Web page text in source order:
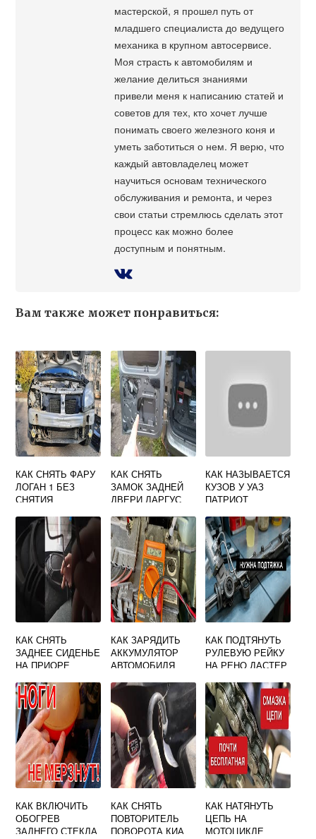
мастерской, я прошел путь от
младшего специалиста до ведущего
механика в крупном автосервисе.
Моя страсть к автомобилям и
желание делиться знаниями
привели меня к написанию статей и
советов для тех, кто хочет лучше
понимать своего железного коня и
уметь заботиться о нем. Я верю, что
каждый автовладелец может
научиться основам технического
обслуживания и ремонта, и через
свои статьи стремлюсь сделать этот
процесс как можно более
доступным и понятным.
Вам также может понравиться:
КАК СНЯТЬ ФАРУ
ЛОГАН 1 БЕЗ
СНЯТИЯ
РЕНО
КАК СНЯТЬ
ЗАМОК ЗАДНЕЙ
ДВЕРИ ЛАРГУС
КАК НАЗЫВАЕТСЯ
КУЗОВ У УАЗ
ПАТРИОТ
КАК СНЯТЬ
ЗАДНЕЕ СИДЕНЬЕ
НА ПРИОРЕ
КАК ЗАРЯДИТЬ
АККУМУЛЯТОР
АВТОМОБИЛЯ
СНИМАЯ С
МАШИНЫ
КАК ПОДТЯНУТЬ
РУЛЕВУЮ РЕЙКУ
НА РЕНО ДАСТЕР
КАК ВКЛЮЧИТЬ
ОБОГРЕВ
ЗАДНЕГО СТЕКЛА
КАК СНЯТЬ
ПОВТОРИТЕЛЬ
ПОВОРОТА КИА
КАК НАТЯНУТЬ
ЦЕПЬ НА
МОТОЦИКЛЕ